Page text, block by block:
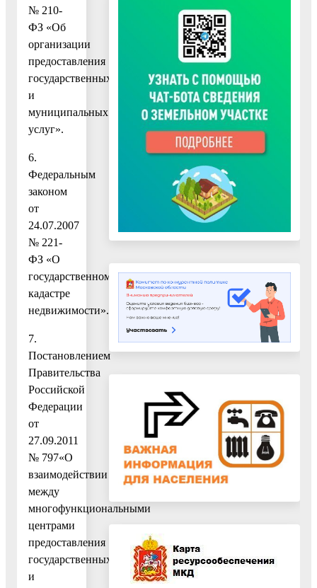
№ 210-
ФЗ «Об
организации
предоставления
государственных
и
муниципальных
услуг».
6.
Федеральным
законом
от
24.07.2007
№ 221-
ФЗ «О
государственном
кадастре
недвижимости».
7.
Постановлением
Правительства
Российской
Федерации
от
27.09.2011
№ 797«О
взаимодействии
между
многофункциональными
центрами
предоставления
государственных
и